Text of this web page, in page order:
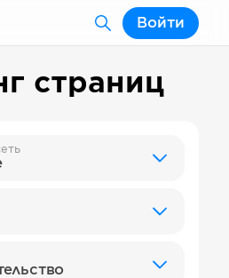
Войти
страниц